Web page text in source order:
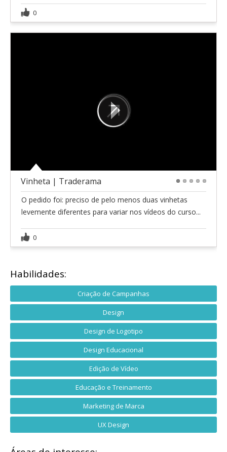
0
Vinheta | Traderama
O pedido foi: preciso de pelo menos duas vinhetas
levemente diferentes para variar nos vídeos do curso...
0
Habilidades:
Criação de Campanhas
Design
Design de Logotipo
Design Educacional
Edição de Vídeo
Educação e Treinamento
Marketing de Marca
UX Design